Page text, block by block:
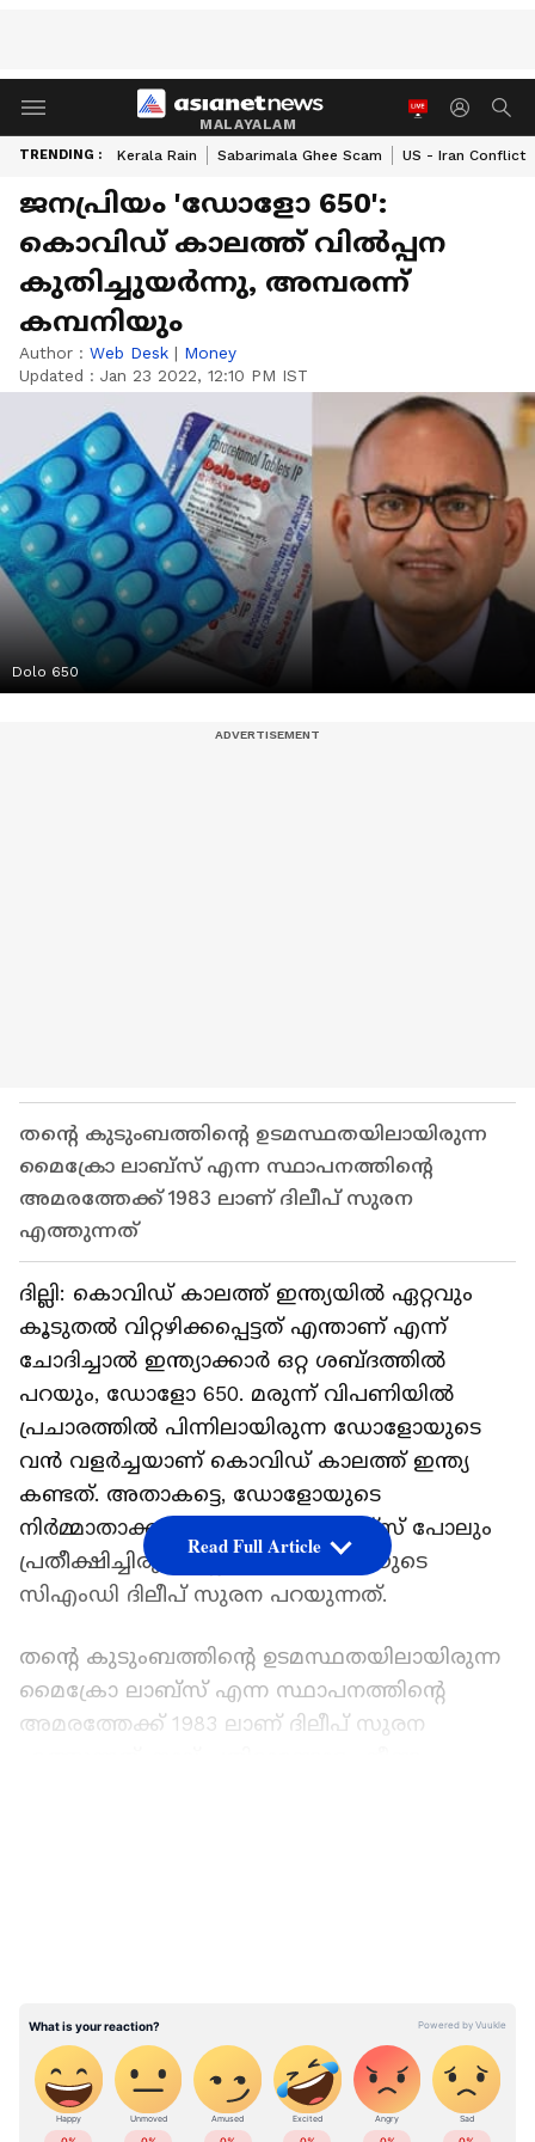
MALAYALAM
TRENDING : Kerala Rain Sabarimala Ghee Scam US - Iran Conflict
ജനപ്രിയം 'ഡോളോ 650':
കൊവിഡ് കാലത്ത് വിൽപ്പന
കുതിച്ചുയർന്നു, അമ്പരന്ന്
കമ്പനിയും
Author : Web Desk | Money
Updated : Jan 23 2022, 12:10 PM IST
Dolo 650
തന്റെ കുടുംബത്തിന്റെ ഉടമസ്ഥതയിലായിരുന്ന
മൈക്രോ ലാബ്സ് എന്ന സ്ഥാപനത്തിന്റെ
അമരത്തേക്ക് 1983 ലാണ് ദിലീപ് സുരന
എത്തുന്നത്
ദില്ലി: കൊവിഡ് കാലത്ത് ഇന്ത്യയിൽ ഏറ്റവും
കൂടുതൽ വിറ്റഴിക്കപ്പെട്ടത് എന്താണ് എന്ന്
ചോദിച്ചാൽ ഇന്ത്യാക്കാർ ഒറ്റ ശബ്ദത്തിൽ
പറയും, ഡോളോ 650. മരുന്ന് വിപണിയിൽ
പ്രചാരത്തിൽ പിന്നിലായിരുന്ന ഡോളോയുടെ
വൻ വളർച്ചയാണ് കൊവിഡ് കാലത്ത് ഇന്ത്യ
കണ്ടത്. അതാകട്ടെ, ഡോളോയുടെ
നിർമ്മാതാക്കളായ മൈക്രോ ലാബ്സ് പോലും
പ്രതീക്ഷിച്ചിരുന്നില്ലെന്നാണ് കമ്പനിയുടെ
സിഎംഡി ദിലീപ് സുരന പറയുന്നത്.
തന്റെ കുടുംബത്തിന്റെ ഉടമസ്ഥതയിലായിരുന്ന
മൈക്രോ ലാബ്സ് എന്ന സ്ഥാപനത്തിന്റെ
അമരത്തേക്ക് 1983 ലാണ് ദിലീപ് സുരന
പനിക്കും ശരീര വേദനയ്ക്കുമുള്ള മരുന്ന്
പാരസെറ്റാമാൾ 650 വിഭാഗത്തിൽ
ഒന്നാമതെത്തി. പതിറ്റാണ്ടുകളോളം ഈ രംഗത്ത്
മുന്നിലുണ്ടെങ്കിലും പ്രചാരം വർധിപ്പിക്കാൻ
Read Full Article
ABOUT THE AUTHOR